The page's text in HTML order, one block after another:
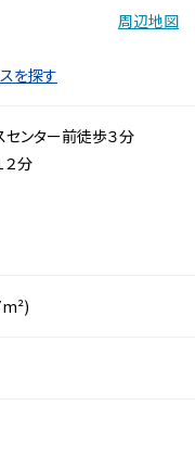
周辺地図
を探す
ンター前徒歩３分
分